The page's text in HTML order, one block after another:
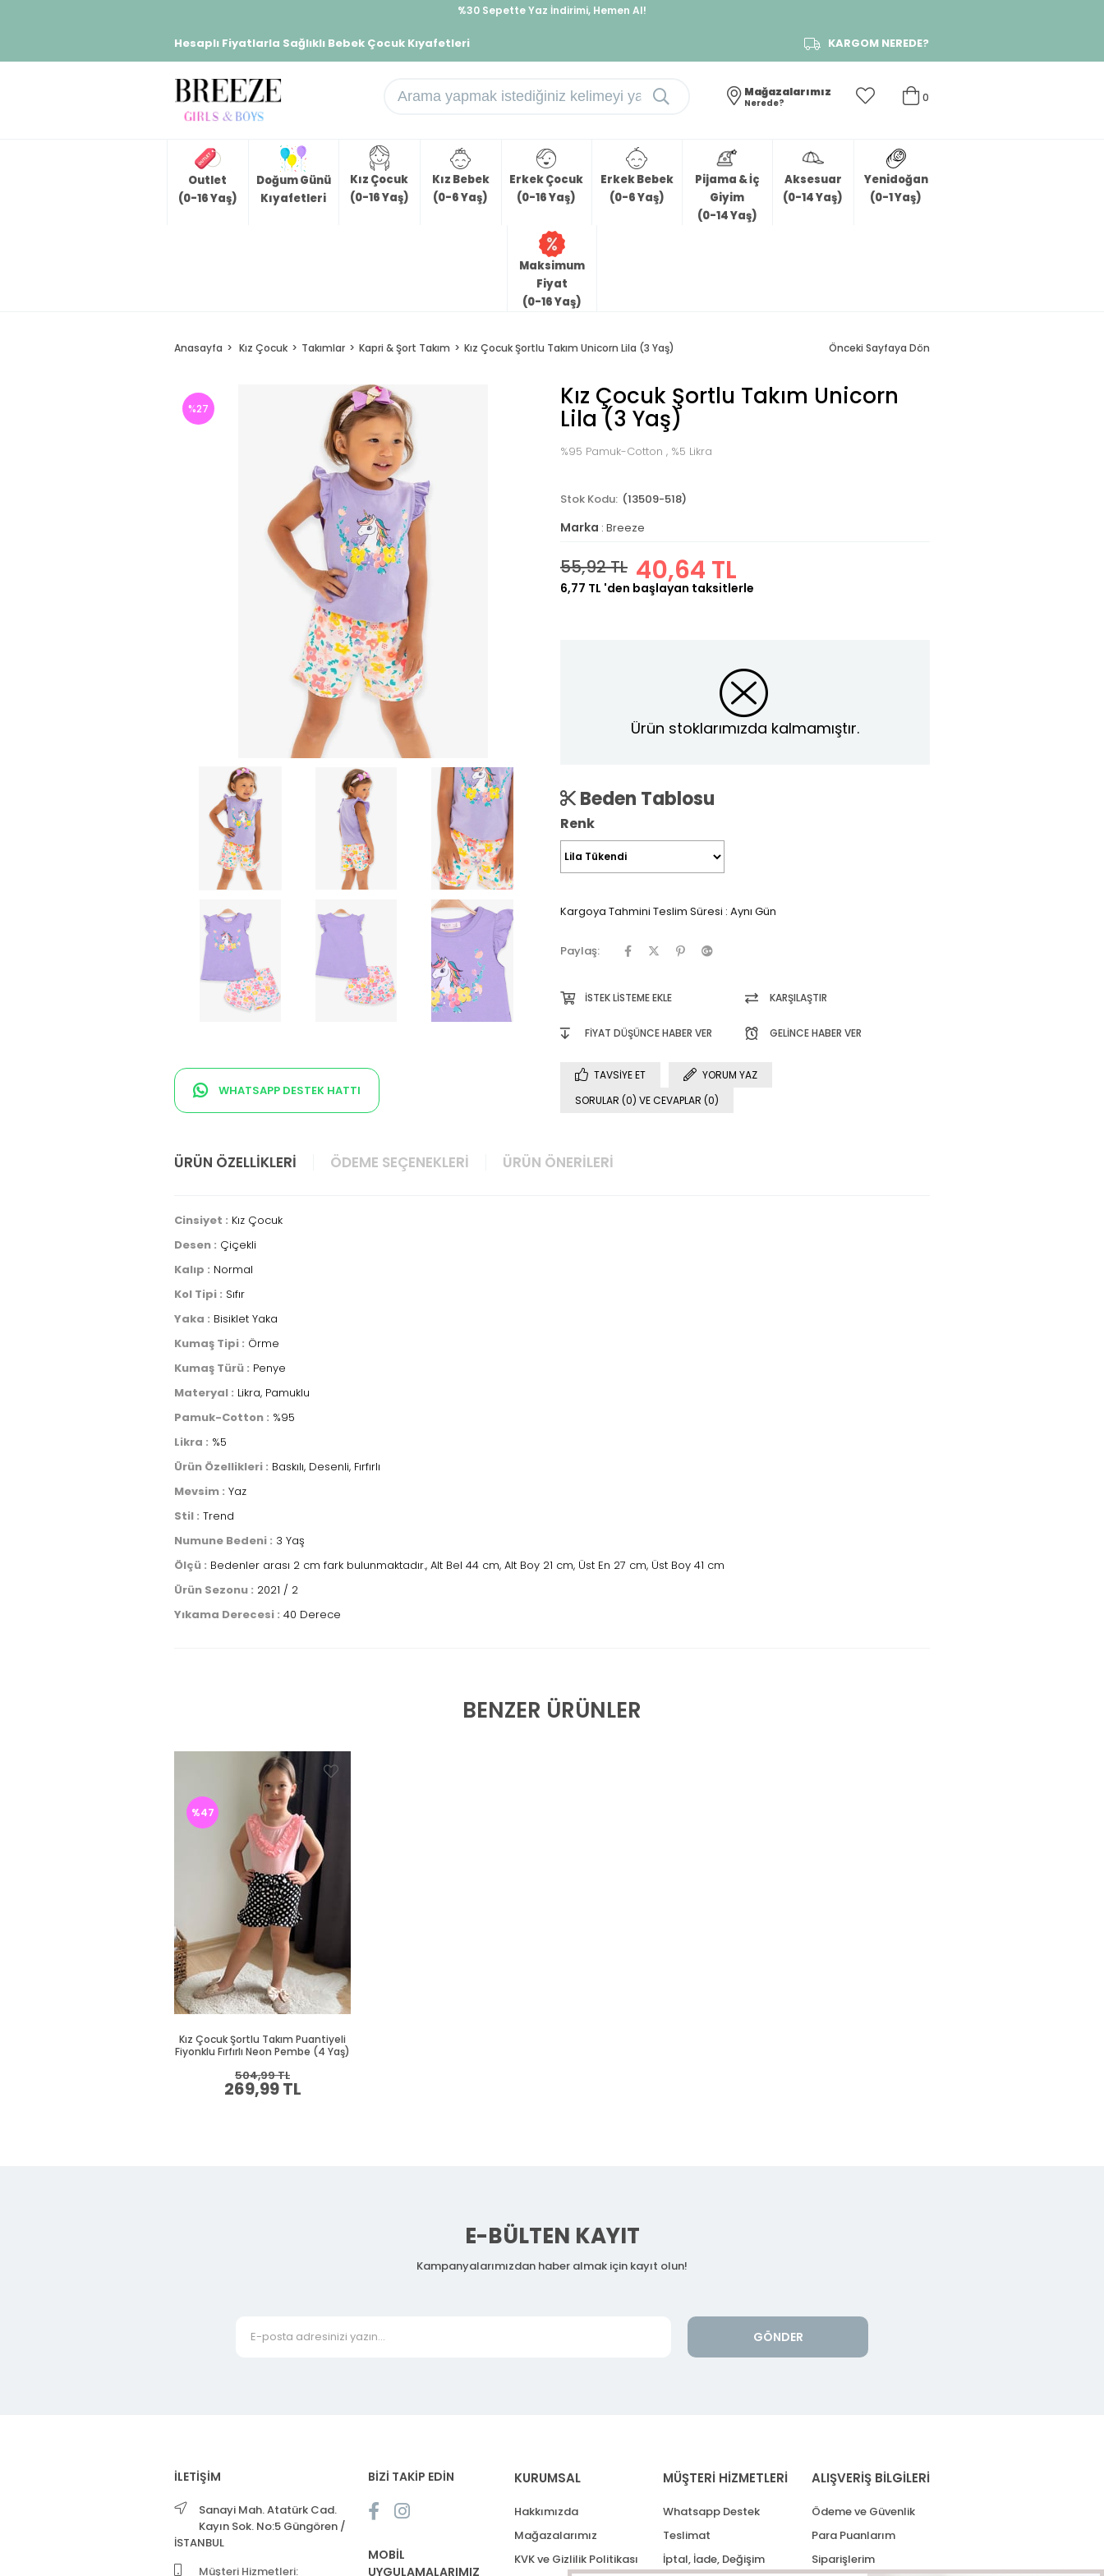
İndirimlere ek %10 İndirimi Kap, Hemen Üye Ol!
Hesaplı Fiyatlarla Sağlıklı Bebek Çocuk Kıyafetleri KARGOM NEREDE?
0
Mağazalarımız
Nerede?
Outlet
(0-16 Yaş)
Doğum Günü
Kıyafetleri
Kız Çocuk
(0-16 Yaş)
Kız Bebek
(0-6 Yaş)
Erkek Çocuk
(0-16 Yaş)
Erkek Bebek
(0-6 Yaş)
Pijama & İç
Giyim
(0-14 Yaş)
Aksesuar
(0-14 Yaş)
Yenidoğan
(0-1 Yaş)
Maksimum
Fiyat
(0-16 Yaş)
Anasayfa Kız Çocuk Takımlar Kapri & Şort Takım Kız Çocuk Şortlu Takım Unicorn Lila (3 Yaş) Önceki Sayfaya Dön
%27
WHATSAPP DESTEK HATTI
Kız Çocuk Şortlu Takım Unicorn
Lila (3 Yaş)
%95 Pamuk-Cotton , %5 Likra
(13509-518)
Marka : Breeze
55,92 TL 40,64 TL
6,77 TL 'den başlayan taksitlerle
Ürün stoklarımızda kalmamıştır.
Beden Tablosu
Renk
Kargoya Tahmini Teslim Süresi : Aynı Gün
Paylaş:
İSTEK LISTEME EKLE KARŞILAŞTIR
FIYAT DÜŞÜNCE HABER VER GELINCE HABER VER
TAVSIYE ET
YORUM YAZ
SORULAR (0) VE CEVAPLAR (0)
ÜRÜN ÖZELLIKLERI ÖDEME SEÇENEKLERI ÜRÜN ÖNERILERI
Cinsiyet : Kız Çocuk
Desen : Çiçekli
Kalıp : Normal
Kol Tipi : Sıfır
Yaka : Bisiklet Yaka
Kumaş Tipi : Örme
Kumaş Türü : Penye
Materyal : Likra, Pamuklu
Pamuk-Cotton : %95
Likra : %5
Ürün Özellikleri : Baskılı, Desenli, Fırfırlı
Mevsim : Yaz
Stil : Trend
Numune Bedeni : 3 Yaş
Ölçü : Bedenler arası 2 cm fark bulunmaktadır., Alt Bel 44 cm, Alt Boy 21 cm, Üst En 27 cm, Üst Boy 41 cm
Ürün Sezonu : 2021 / 2
Yıkama Derecesi : 40 Derece
BENZER ÜRÜNLER
Kız Çocuk Şortlu Takım Puantiyeli
Fiyonklu Fırfırlı Neon Pembe (4 Yaş)
269,99 TL
504,99 TL
%47
E-BÜLTEN KAYIT
Kampanyalarımızdan haber almak için kayıt olun!
GÖNDER
İLETİŞİM
Sanayi Mah. Atatürk Cad.
Kayın Sok. No:5 Güngören /
İSTANBUL
Müşteri Hizmetleri:
BİZİ TAKİP EDİN
MOBİL
UYGULAMALARIMIZ
KURUMSAL
Hakkımızda
Mağazalarımız
KVK ve Gizlilik Politikası
MÜŞTERİ HİZMETLERİ
Whatsapp Destek
Teslimat
İptal, İade, Değişim
ALIŞVERİŞ BİLGİLERİ
Ödeme ve Güvenlik
Para Puanlarım
Siparişlerim